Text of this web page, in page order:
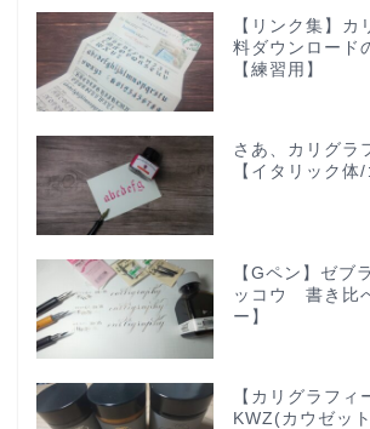
【リンク集】カ
料ダウンロード
【練習用】
さあ、カリグラ
【イタリック体
【Gペン】ゼブ
ッコウ 書き比
ー】
【カリグラフィ
KWZ(カウゼッ